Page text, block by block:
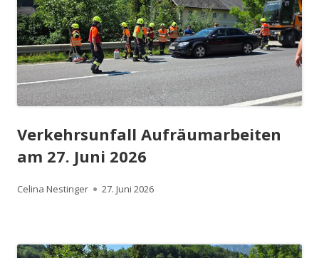
Verkehrsunfall Aufräumarbeiten
am 27. Juni 2026
Autor
Celina Nestinger
Veröffentlicht
27. Juni 2026